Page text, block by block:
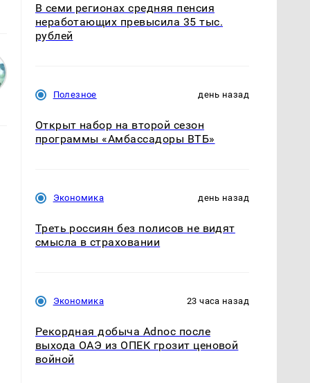
В семи регионах средняя пенсия
неработающих превысила 35 тыс.
рублей
Полезное день назад
Открыт набор на второй сезон
программы «Амбассадоры ВТБ»
Экономика день назад
Треть россиян без полисов не видят
смысла в страховании
Экономика 23 часа назад
Рекордная добыча Adnoc после
выхода ОАЭ из ОПЕК грозит ценовой
войной